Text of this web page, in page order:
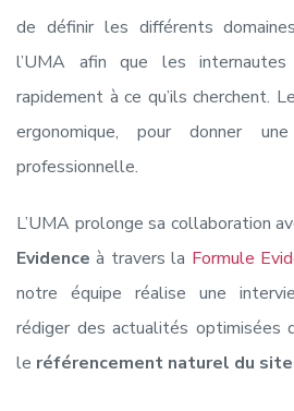
de définir les différents
l’UMA afin que les
rapidement à ce qu’ils cherchent.
ergonomique, pour donner
professionnelle.
L’UMA prolonge sa collaboration
Evidence à travers la Formule
notre équipe réalise une
rédiger des actualités optimisées
le référencement naturel du